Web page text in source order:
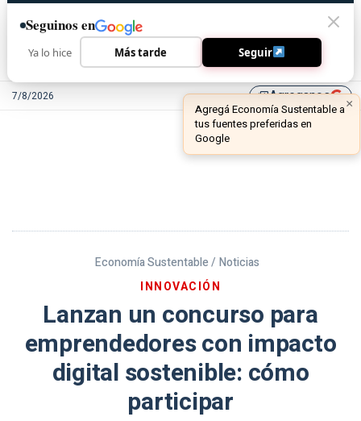
7/8/2026 library_addAgreganos
Economía Sustentable / Noticias
INNOVACIÓN
Lanzan un concurso para
emprendedores con impacto
digital sostenible: cómo
participar
Seguinos en
Ya lo hice Más tarde Seguir